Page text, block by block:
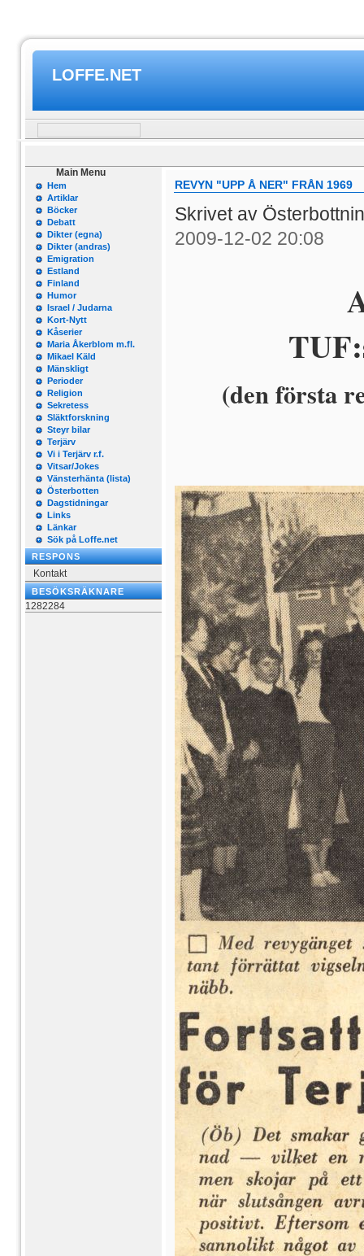
LOFFE.NET
Main Menu
Hem
Artiklar
Böcker
Debatt
Dikter (egna)
Dikter (andras)
Emigration
Estland
Finland
Humor
Israel / Judarna
Kort-Nytt
Kåserier
Maria Åkerblom m.fl.
Mikael Käld
Mänskligt
Perioder
Religion
Sekretess
Släktforskning
Steyr bilar
Terjärv
Vi i Terjärv r.f.
Vitsar/Jokes
Vänsterhänta (lista)
Österbotten
Dagstidningar
Links
Länkar
Sök på Loffe.net
RESPONS
Kontakt
BESÖKSRÄKNARE
1282284
REVYN "UPP Å NER" FRÅN 1969
Skrivet av
2009-12-02 20:08
(den första